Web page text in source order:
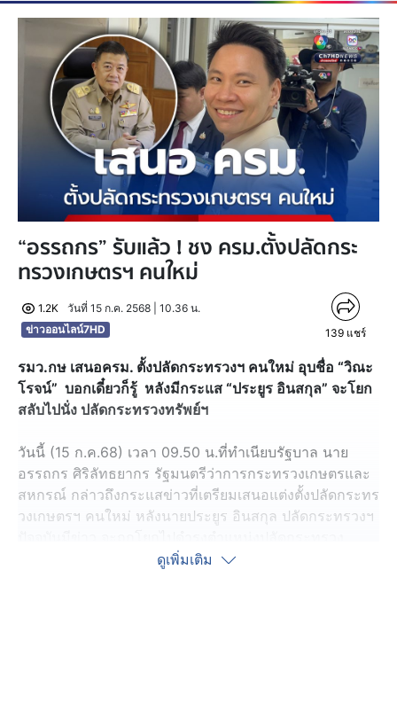
“อรรถกร” รับแล้ว ! ชง ครม.ตั้งปลัดกระ
ทรวงเกษตรฯ คนใหม่
1.2K
วันที่ 15 ก.ค. 2568 | 10.36 น.
ข่าวออนไลน์7HD
139 แชร์
รมว.กษ เสนอครม. ตั้งปลัดกระทรวงฯ คนใหม่ อุบชื่อ “วิณะ
โรจน์” บอกเดี๋ยวก็รู้ หลังมีกระแส “ประยูร อินสกุล” จะโยก
สลับไปนั่ง ปลัดกระทรวงทรัพย์ฯ
วันนี้ (15 ก.ค.68) เวลา 09.50 น.ที่ทำเนียบรัฐบาล นาย
อรรถกร ศิริลัทธยากร รัฐมนตรีว่าการกระทรวงเกษตรและ
สหกรณ์ กล่าวถึงกระแสข่าวที่เตรียมเสนอแต่งตั้งปลัดกระทร
วงเกษตรฯ คนใหม่ หลังนายประยูร อินสกุล ปลัดกระทรวงฯ
ทรัพยากรธรรมชาติและสิ่งแวดล้อม ที่ว่างเว้นอยู่ว่า ตนได้
ดูเพิ่มเติม